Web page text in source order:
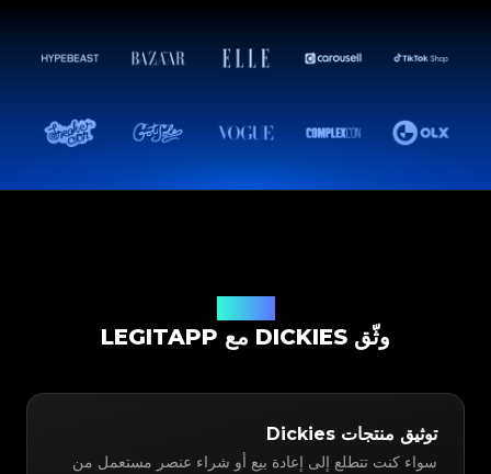
وثّق DICKIES مع LEGITAPP
توثيق منتجات Dickies
سواء كنت تتطلع إلى إعادة بيع أو شراء عنصر مستعمل من